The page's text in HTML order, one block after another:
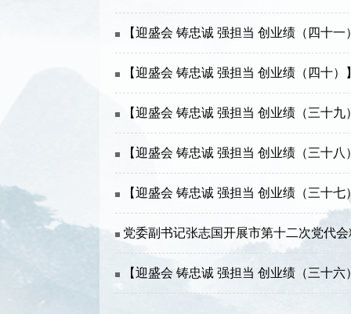
【迎盛会 铸忠诚 强担当 创业绩（四十
【迎盛会 铸忠诚 强担当 创业绩（四十
【迎盛会 铸忠诚 强担当 创业绩（三十
【迎盛会 铸忠诚 强担当 创业绩（三十
【迎盛会 铸忠诚 强担当 创业绩（三十
党委副书记张志国开展市第十二次党代
【迎盛会 铸忠诚 强担当 创业绩（三十